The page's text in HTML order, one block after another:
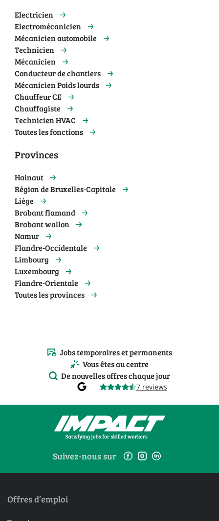
Electricien
Electromécanicien
Mécanicien automobile
Technicien
Mécanicien
Conducteur de chantiers
Mécanicien Poids lourds
Chauffeur CE
Chauffagiste
Technicien HVAC
Toutes les fonctions
Provinces
Hainaut
Région de Bruxelles-Capitale
Liège
Brabant flamand
Brabant wallon
Namur
Flandre-Occidentale
Limbourg
Luxembourg
Flandre-Orientale
Toutes les provinces
Jobs temporaires et permanents
Vous êtes au centre
De nouvelles offres chaque jour
7 reviews
Suivez-nous sur
Offres d’emploi